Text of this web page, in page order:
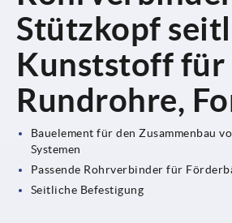
Stützkopf
Kunststoff für
Rundrohre,
Bauelement für den Zusammenbau
Systemen
Passende Rohrverbinder für
Seitliche Befestigung